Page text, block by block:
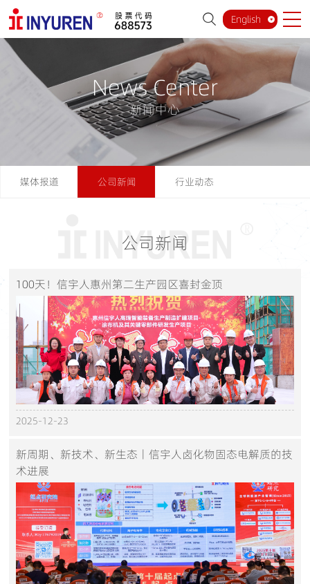
English
News Center
新闻中心
媒体报道 公司新闻 行业动态
公司新闻
100天！信宇人惠州第二生产园区喜封金顶
2025-12-23
新周期、新技术、新生态丨信宇人卤化物固态电解质的技
术进展